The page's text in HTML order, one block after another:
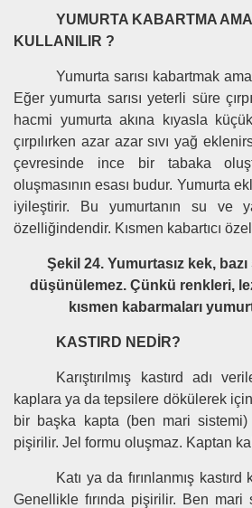
YUMURTA KABARTMA
KULLANILIR ?
Yumurta sarısı kabartmak
Eğer yumurta sarısı yeterli süre
hacmi yumurta akına kıyasla
çırpılırken azar azar sıvı yağ
çevresinde ince bir tabaka
oluşmasının esası budur. Yumurta
iyileştirir. Bu yumurtanın su ve
özelliğindendir. Kısmen kabartıcı
Şekil 24. Yumurtasız kek,
düşünülemez. Çünkü renkleri,
kısmen kabarmaları
KASTIRD NEDİR?
Karıştırılmış kastırd adı
kaplara ya da tepsilere dökülerek
bir başka kapta (ben mari sistemi)
pişirilir. Jel formu oluşmaz. Kaptan
Katı ya da fırınlanmış kastırd
Genellikle fırında pişirilir. Ben